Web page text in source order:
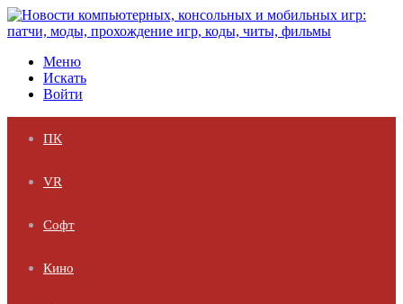
Меню
Искать
Войти
ПК
VR
Софт
Кино